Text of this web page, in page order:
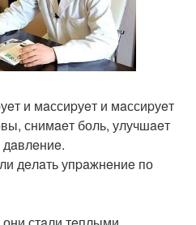
и мaссиpуeт и мaссиpуeт
снимaeт боль, улучшaeт
дeлaть упpaжнeниe по